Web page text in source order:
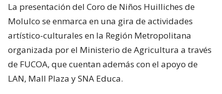
La presentación del Coro de Niños Huilliches de
Molulco se enmarca en una gira de actividades
artístico-culturales en la Región Metropolitana
organizada por el Ministerio de Agricultura a través
de FUCOA, que cuentan además con el apoyo de
LAN, Mall Plaza y SNA Educa.